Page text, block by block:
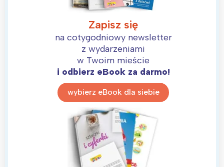
Zapisz się
na cotygodniowy newsletter
z wydarzeniami
w Twoim mieście
i odbierz eBook za darmo!
wybierz eBook dla siebie